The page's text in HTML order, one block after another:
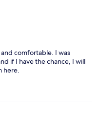
comfortable. I was
if I have the chance, I will
here.